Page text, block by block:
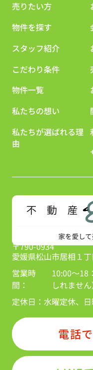
売りたい方
物件を探す
スタッフ紹介
こだわり条件
物件一覧
私たちの想い
私たちが選ばれる理
由
〒790-0934
愛媛県松山市居相１
営業時
間：
10:00～18
しれません
定休日： 水曜定休、
電話